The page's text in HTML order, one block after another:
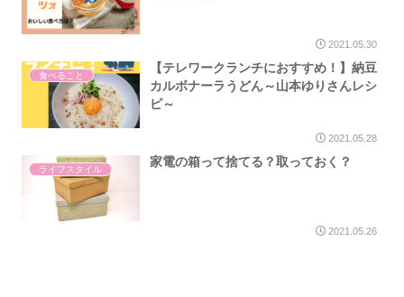
2021.05.30
食べること
【テレワークランチにおすすめ！】納豆
カルボナーラうどん～山本ゆりさんレシ
ピ～
2021.05.28
ライフスタイル
家電の箱って捨てる？取っておく？
2021.05.26